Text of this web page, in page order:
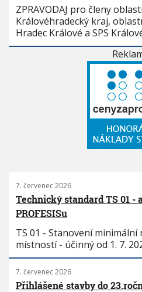
ZPRAVODAJ pro členy
Královéhradecký kraj,
Hradec Králové a SPS
7. červenec 2026
Technický standard TS 01 -
PROFESISu
TS 01 - Stanovení
místností - účinný od 1. 7.
7. červenec 2026
Přihlášené stavby do